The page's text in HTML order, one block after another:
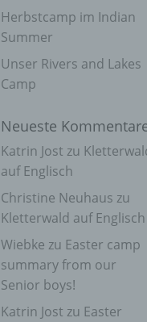
Herbstcamp im Indian
Summer
Unser Rivers and Lakes
Camp
Neueste
Katrin Jost zu
auf Englisch
Christine Neuhaus zu
Kletterwald auf Englisch
Wiebke zu Easter camp
summary from our
Senior boys!
Katrin Jost zu Easter